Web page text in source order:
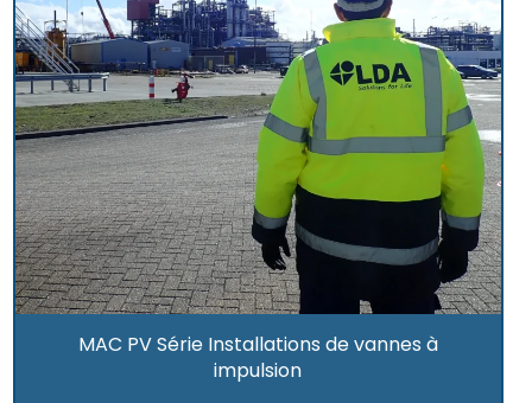
MAC PV Série Installations de vannes à
impulsion